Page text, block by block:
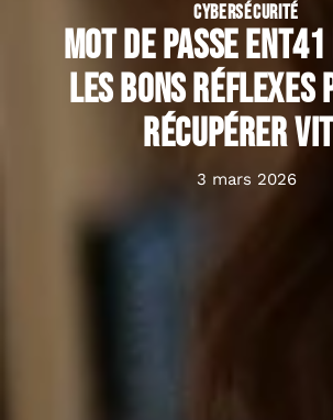
CYBERSÉCURITÉ
Mot de passe
les bons réflexes
récupérer
3 mars 2026